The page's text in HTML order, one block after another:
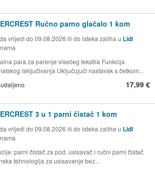
Ručno parno glačalo 1 kom
vrijedi do 09.08.2026 ili do isteka zaliha u Lidl
para za parenje visećeg tekstila Funkcija
isključivanja Uključujući nastavak s četkom...
udaljeno 17,99 €
3 u 1 parni čistač 1 kom
vrijedi do 09.08.2026 ili do isteka zaliha u Lidl
parni čistač za pod, usisavač i ručni parni čistač
tehnologija za usisavanje bez...